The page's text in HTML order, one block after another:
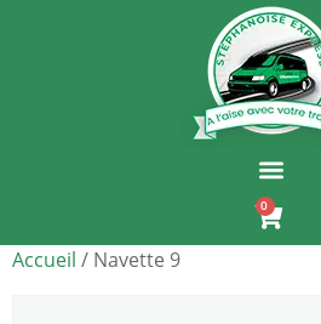
0
Accueil / Navette 9